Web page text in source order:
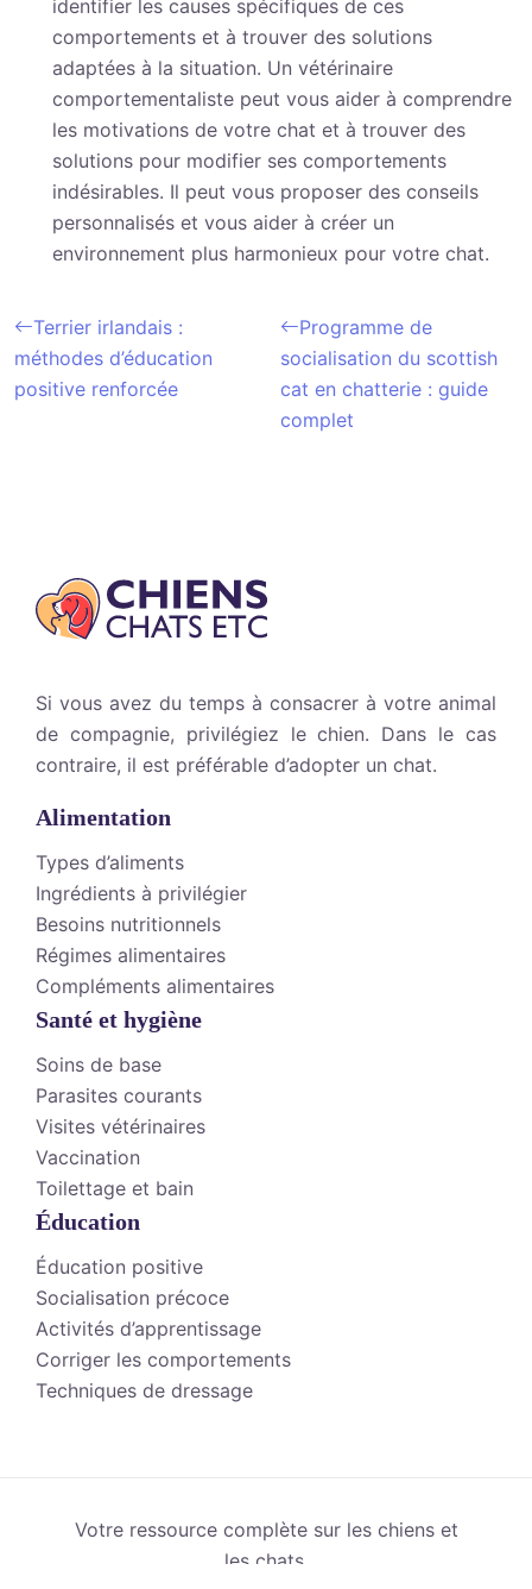
identifier les causes spécifiques de ces
comportements et à trouver des solutions
adaptées à la situation. Un vétérinaire
comportementaliste peut vous aider à comprendre
les motivations de votre chat et à trouver des
solutions pour modifier ses comportements
indésirables. Il peut vous proposer des conseils
personnalisés et vous aider à créer un
environnement plus harmonieux pour votre chat.
Terrier irlandais :
méthodes d’éducation
positive renforcée
Programme de
socialisation du scottish
cat en chatterie : guide
complet
Si vous avez du temps à consacrer à votre animal
de compagnie, privilégiez le chien. Dans le cas
contraire, il est préférable d’adopter un chat.
Alimentation
Types d’aliments
Ingrédients à privilégier
Besoins nutritionnels
Régimes alimentaires
Compléments alimentaires
Santé et hygiène
Soins de base
Parasites courants
Visites vétérinaires
Vaccination
Toilettage et bain
Éducation
Éducation positive
Socialisation précoce
Activités d’apprentissage
Corriger les comportements
Techniques de dressage
Votre ressource complète sur les chiens et
les chats.